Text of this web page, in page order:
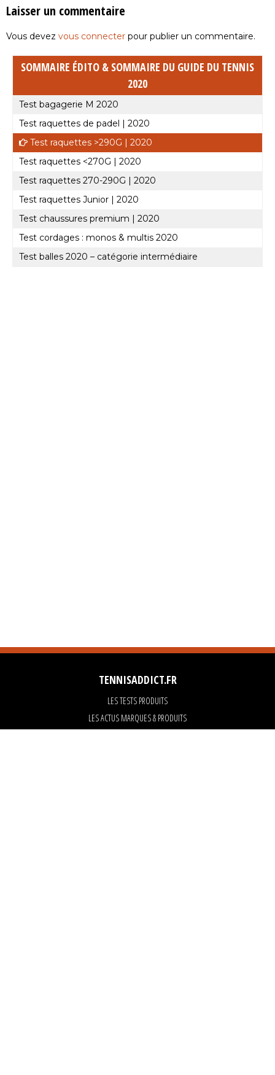
Laisser un commentaire
Vous devez vous connecter pour publier un commentaire.
SOMMAIRE ÉDITO & SOMMAIRE DU GUIDE DU TENNIS
2020
Test bagagerie M 2020
Test raquettes de padel | 2020
Test raquettes >290G | 2020
Test raquettes <270G | 2020
Test raquettes 270-290G | 2020
Test raquettes Junior | 2020
Test chaussures premium | 2020
Test cordages : monos & multis 2020
Test balles 2020 – catégorie intermédiaire
TENNISADDICT.FR
LES TESTS PRODUITS
LES ACTUS MARQUES & PRODUITS